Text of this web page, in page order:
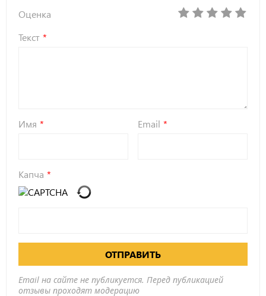
Оценка
Текст
Имя Email
Капча
ОТПРАВИТЬ
Email на сайте не публикуется. Перед публикацией
отзывы проходят модерацию